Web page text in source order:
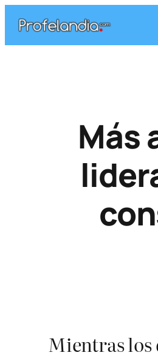
contenido
Más
Mientras los